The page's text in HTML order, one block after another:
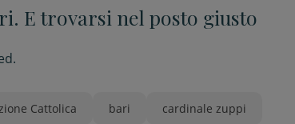
E trovarsi nel posto giusto
Cattolica bari cardinale zuppi